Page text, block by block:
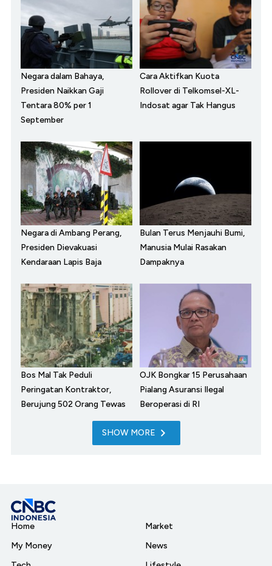
Negara dalam Bahaya,
Presiden Naikkan Gaji
Tentara 80% per 1
September
Cara Aktifkan Kuota
Rollover di Telkomsel-XL-
Indosat agar Tak Hangus
Negara di Ambang Perang,
Presiden Dievakuasi
Kendaraan Lapis Baja
Bulan Terus Menjauhi Bumi,
Manusia Mulai Rasakan
Dampaknya
Bos Mal Tak Peduli
Peringatan Kontraktor,
Berujung 502 Orang Tewas
OJK Bongkar 15 Perusahaan
Pialang Asuransi Ilegal
Beroperasi di RI
SHOW MORE
Home
My Money
Market
News